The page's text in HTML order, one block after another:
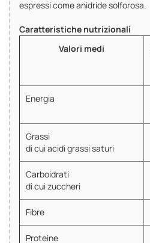
espressi come anidride solforosa.
Caratteristiche nutrizionali
Valori medi
Energia
Grassi
di cui acidi grassi saturi
Carboidrati
di cui zuccheri
Fibre
Proteine